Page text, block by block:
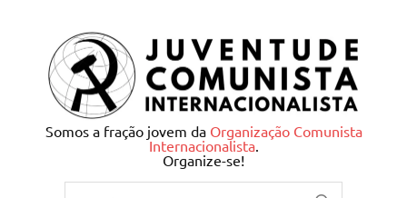
Juventude Comunista
Internacionalista
Somos a fração jovem da Organização Comunista
Internacionalista.
Organize-se!